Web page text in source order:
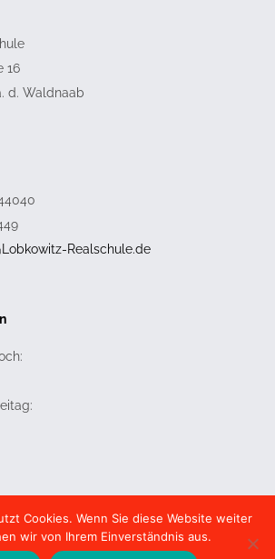
16
d. Waldnaab
Realschule.de
Cookies. Wenn Sie diese Website weiter
wir von Ihrem Einverständnis aus.